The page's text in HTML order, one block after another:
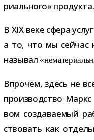
ри­аль­ного» продукта.
В XIX веке сфера
а то, что мы сей­час
назы­вал
Впрочем, здесь не
про­из­вод­ство
вом созда­ва­е­мый
ство­вать как